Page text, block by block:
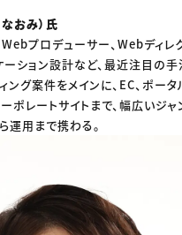
おみ）氏
プロデューサー、Webディレ
ーション設計など、最近注目の手
グ案件をメインに、EC、ポータ
ポレートサイトまで、幅広いジ
運用まで携わる。